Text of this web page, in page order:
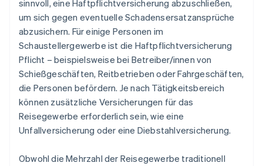
sinnvoll, eine Haftpflichtversicherung abzuschließen,
um sich gegen eventuelle Schadensersatzansprüche
abzusichern. Für einige Personen im
Schaustellergewerbe ist die Haftpflichtversicherung
Pflicht – beispielsweise bei Betreiber/innen von
Schießgeschäften, Reitbetrieben oder Fahrgeschäften,
die Personen befördern. Je nach Tätigkeitsbereich
können zusätzliche Versicherungen für das
Reisegewerbe erforderlich sein, wie eine
Unfallversicherung oder eine Diebstahlversicherung.
Obwohl die Mehrzahl der Reisegewerbe traditionell